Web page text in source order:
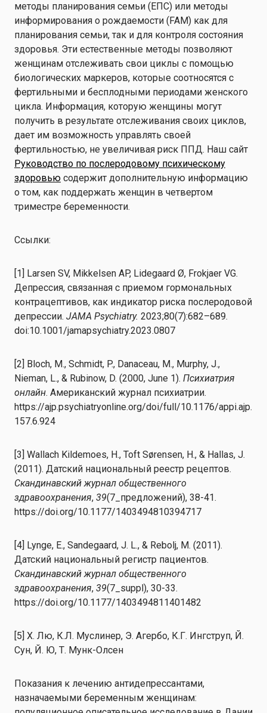
методы планирования семьи (ЕПС) или методы
информирования о рождаемости (FAM) как для
планирования семьи, так и для контроля состояния
здоровья. Эти естественные методы позволяют
женщинам отслеживать свои циклы с помощью
биологических маркеров, которые соотносятся с
фертильными и бесплодными периодами женского
цикла. Информация, которую женщины могут
получить в результате отслеживания своих циклов,
дает им возможность управлять своей
фертильностью, не увеличивая риск ППД. Наш сайт
Руководство по послеродовому психическому
здоровью содержит дополнительную информацию
о том, как поддержать женщин в четвертом
триместре беременности.
Ссылки:
[1] Larsen SV, Mikkelsen AP, Lidegaard Ø, Frokjaer VG.
Депрессия, связанная с приемом гормональных
контрацептивов, как индикатор риска послеродовой
депрессии. JAMA Psychiatry. 2023;80(7):682–689.
doi:10.1001/jamapsychiatry.2023.0807
[2] Bloch, M., Schmidt, P., Danaceau, M., Murphy, J.,
Nieman, L., & Rubinow, D. (2000, June 1). Психиатрия
онлайн. Американский журнал психиатрии.
https://ajp.psychiatryonline.org/doi/full/10.1176/appi.ajp.
157.6.924
[3] Wallach Kildemoes, H., Toft Sørensen, H., & Hallas, J.
(2011). Датский национальный реестр рецептов.
Скандинавский журнал общественного
здравоохранения, 39(7_предложений), 38-41.
https://doi.org/10.1177/1403494810394717
[4] Lynge, E., Sandegaard, J. L., & Rebolj, M. (2011).
Датский национальный регистр пациентов.
Скандинавский журнал общественного
здравоохранения, 39(7_suppl), 30-33.
https://doi.org/10.1177/1403494811401482
[5] X. Лю, К.Л. Муслинер, Э. Агербо, К.Г. Ингструп, Й.
Сун, Й. Ю, Т. Мунк-Олсен
Показания к лечению антидепрессантами,
назначаемыми беременным женщинам: